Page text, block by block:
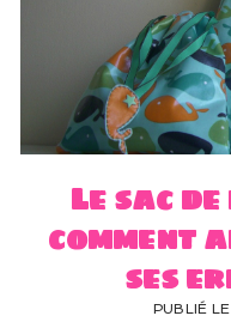
Le sac
comment
ses
PUBLIÉ